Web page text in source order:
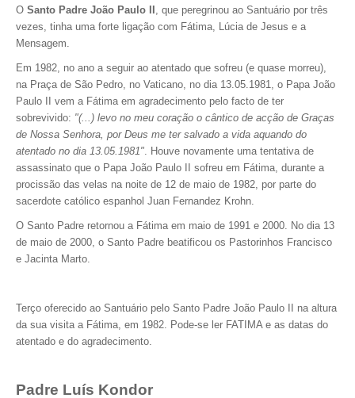
O Santo Padre João Paulo II , que peregrinou ao Santuário por três
vezes, tinha uma forte ligação com Fátima, Lúcia de Jesus e a
Mensagem.
Em 1982, no ano a seguir ao atentado que sofreu (e quase morreu),
na Praça de São Pedro, no Vaticano, no dia 13.05.1981, o Papa João
Paulo II vem a Fátima em agradecimento pelo facto de ter
sobrevivido: "(...) levo no meu coração o cântico de acção de Graças
de Nossa Senhora, por Deus me ter salvado a vida aquando do
atentado no dia 13.05.1981". Houve novamente uma tentativa de
assassinato que o Papa João Paulo II sofreu em Fátima, durante a
procissão das velas na noite de 12 de maio de 1982, por parte do
sacerdote católico espanhol Juan Fernandez Krohn.
O Santo Padre retornou a Fátima em maio de 1991 e 2000. No dia 13
de maio de 2000, o Santo Padre beatificou os Pastorinhos Francisco
e Jacinta Marto.
Terço oferecido ao Santuário pelo Santo Padre João Paulo II na altura
da sua visita a Fátima, em 1982. Pode-se ler FATIMA e as datas do
atentado e do agradecimento.
Padre Luís Kondor